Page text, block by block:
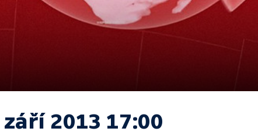
září 2013 17:00